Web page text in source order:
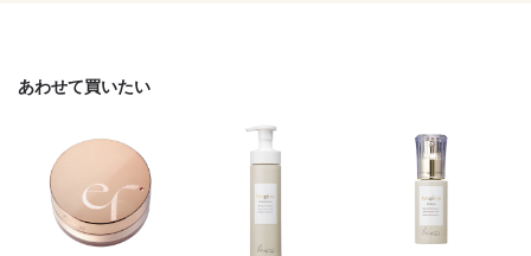
あわせて買いたい